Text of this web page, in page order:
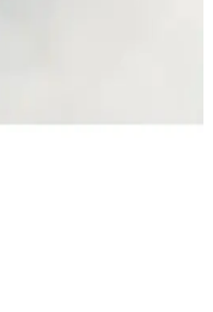
şeffaf kapakları ve
sağlar, geniş kullanım
Kabı 900 Ml